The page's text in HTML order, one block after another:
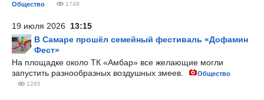
Общество 1748
19 июля 2026 13:15
В Самаре прошёл семейный фестиваль «Дофамин
Фест»
На площадке около ТК «Амбар» все желающие могли
запустить разнообразных воздушных змеев.
Общество
1265